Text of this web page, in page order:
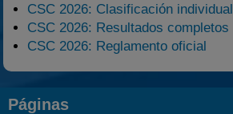
CSC 2026: Clasificación individual
CSC 2026: Resultados completos
CSC 2026: Reglamento oficial
Páginas